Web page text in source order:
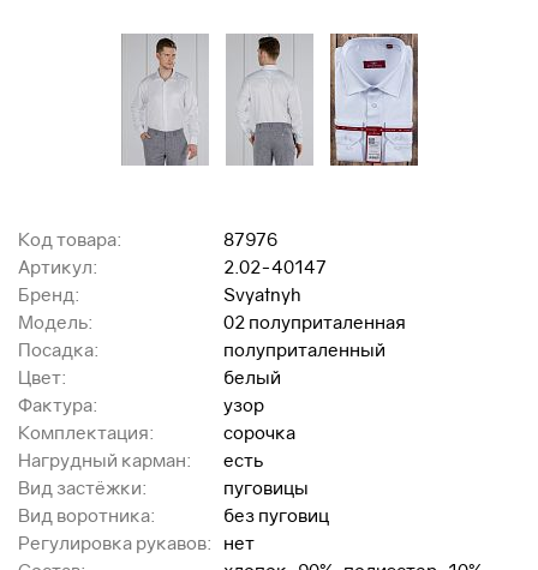
Код товара:
87976
Артикул:
2.02-40147
Бренд:
Svyatnyh
Модель:
02 полуприталенная
Посадка:
полуприталенный
Цвет:
белый
Фактура:
узор
Комплектация:
сорочка
Нагрудный карман:
есть
Вид застёжки:
пуговицы
Вид воротника:
без пуговиц
Регулировка рукавов:
нет